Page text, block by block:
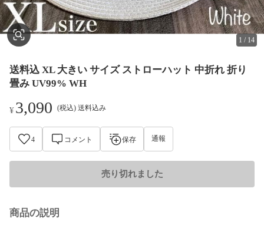
1 / 14
送料込 XL 大きい サイズ ストローハット 中折れ 折り
畳み UV99% WH
¥3,090 (税込) 送料込み
4 コメント 保存 通報
売り切れました
商品の説明